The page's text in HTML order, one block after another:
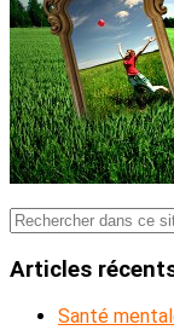
Barre
latérale
Rechercher
dans
ce
Web
Articles
Santé